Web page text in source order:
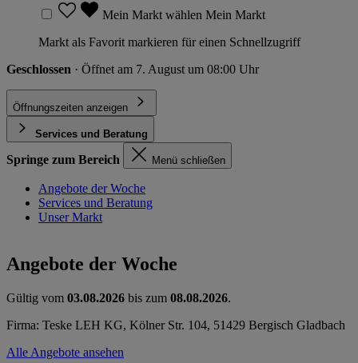
Mein Markt wählen Mein Markt
Markt als Favorit markieren für einen Schnellzugriff
Geschlossen · Öffnet am 7. August um 08:00 Uhr
Öffnungszeiten anzeigen
Services und Beratung
Springe zum Bereich Menü schließen
Angebote der Woche
Services und Beratung
Unser Markt
Angebote der Woche
Gültig vom 03.08.2026 bis zum 08.08.2026.
Firma: Teske LEH KG, Kölner Str. 104, 51429 Bergisch Gladbach
Alle Angebote ansehen